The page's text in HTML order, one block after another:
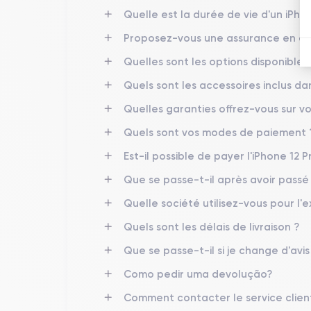
Premièrement, l'iPhone 12 Pro a unécran
outre, l'iPhone 12 Pro a un écran à rapport de
Deuxièmement, l'iPhone 12 Pro est doté d'une
comprend un capteur LiDAR qui améliore la
Troisièmement, l'iPhone 12 Pro a une capacité de
l'iPhone 12, notamment un écran légèrement
essentielles pour tous les utilisateurs, elles
Design de l'iPhone 12 Pro
iPhone 12 Proest un excellent appareil haut de
plus près ses caractéristiques.
Quelle est la durée de vie d'un
Proposez-vous une assurance en
Quelles sont les options disponibles
Quels sont les accessoires inclus
Quelles garanties offrez-vous sur
Quels sont vos modes de paiement
Est-il possible de payer l'iPhone 12
Que se passe-t-il après avoir
Quelle société utilisez-vous pour
Quels sont les délais de livraison ?
Que se passe-t-il si je change
Como pedir uma devolução?
Comment contacter le service